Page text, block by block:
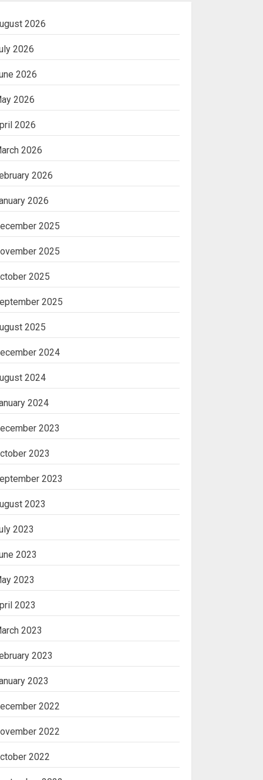
2026
2026
2026
2026
2026
2026
2026
2026
2025
2025
2025
2025
2025
2024
2024
2024
2023
2023
2023
2023
2023
2023
2023
2023
2023
2023
2023
2022
2022
2022